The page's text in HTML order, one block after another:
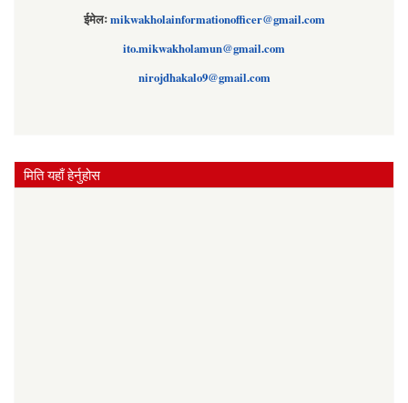
ईमेलःmikwakholainformationofficer@gmail.com
ito.mikwakholamun@gmail.com
nirojdhakalo9@gmail.com
मिति यहाँ हेर्नुहोस